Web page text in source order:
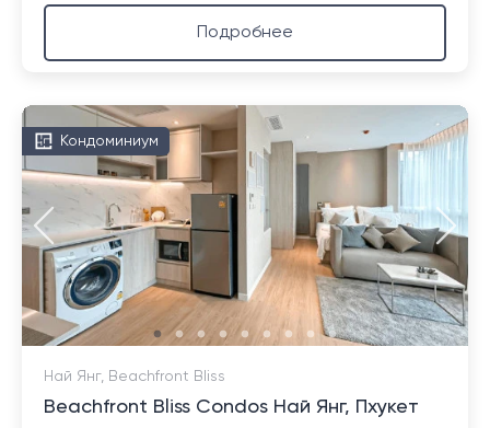
Подробнее
Кондоминиум
Най Янг, Beachfront Bliss
Beachfront Bliss Condos Най Янг, Пхукет